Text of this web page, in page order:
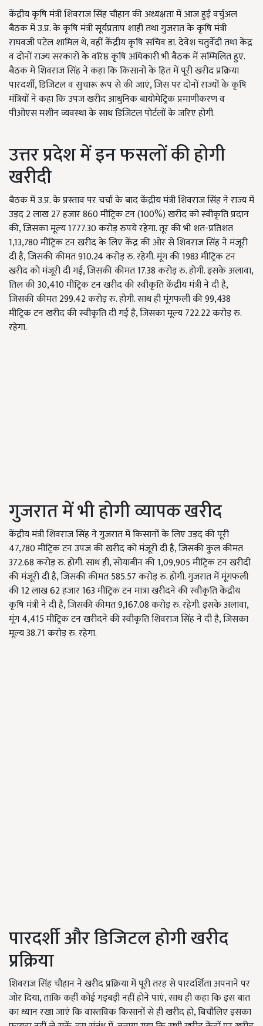
केंद्रीय कृषि मंत्री शिवराज सिंह चौहान की अध्यक्षता में आज हुई वर्चुअल
बैठक में उ.प्र. के कृषि मंत्री सूर्यप्रताप शाही तथा गुजरात के कृषि मंत्री
राघवजी पटेल शामिल थे, वहीं केंद्रीय कृषि सचिव डा. देवेश चतुर्वेदी तथा केंद्र
व दोनों राज्य सरकारों के वरिष्ठ कृषि अधिकारी भी बैठक में सम्मिलित हुए.
बैठक में शिवराज सिंह ने कहा कि किसानों के हित में पूरी खरीद प्रक्रिया
पारदर्शी, डिजिटल व सुचारू रूप से की जाएं, जिस पर दोनों राज्यों के कृषि
मंत्रियों ने कहा कि उपज खरीद आधुनिक बायोमेट्रिक प्रमाणीकरण व
पीओएस मशीन व्यवस्था के साथ डिजिटल पोर्टलों के जरिए होगी.
उत्तर प्रदेश में इन फसलों की होगी
खरीदी
बैठक में उ.प्र. के प्रस्ताव पर चर्चा के बाद केंद्रीय मंत्री शिवराज सिंह ने राज्य में
उड़द 2 लाख 27 हजार 860 मीट्रिक टन (100%) खरीद को स्वीकृति प्रदान
की, जिसका मूल्य 1777.30 करोड़ रुपये रहेगा. तूर की भी शत-प्रतिशत
1,13,780 मीट्रिक टन खरीद के लिए केंद्र की ओर से शिवराज सिंह ने मंजूरी
दी है, जिसकी कीमत 910.24 करोड़ रु. रहेगी. मूंग की 1983 मीट्रिक टन
खरीद को मंजूरी दी गई, जिसकी कीमत 17.38 करोड़ रु. होगी. इसके अलावा,
तिल की 30,410 मीट्रिक टन खरीद की स्वीकृति केंद्रीय मंत्री ने दी है,
जिसकी कीमत 299.42 करोड़ रु. होगी. साथ ही मूंगफली की 99,438
मीट्रिक टन खरीद की स्वीकृति दी गई है, जिसका मूल्य 722.22 करोड़ रु.
रहेगा.
गुजरात में भी होगी व्यापक खरीद
केंद्रीय मंत्री शिवराज सिंह ने गुजरात में किसानों के लिए उड़द की पूरी
47,780 मीट्रिक टन उपज की खरीद को मंजूरी दी है, जिसकी कुल कीमत
372.68 करोड़ रु. होगी. साथ ही, सोयाबीन की 1,09,905 मीट्रिक टन खरीदी
की मंजूरी दी है, जिसकी कीमत 585.57 करोड़ रु. होगी. गुजरात में मूंगफली
की 12 लाख 62 हजार 163 मीट्रिक टन मात्रा खरीदने की स्वीकृति केंद्रीय
कृषि मंत्री ने दी है, जिसकी कीमत 9,167.08 करोड़ रु. रहेगी. इसके अलावा,
मूंग 4,415 मीट्रिक टन खरीदने की स्वीकृति शिवराज सिंह ने दी है, जिसका
मूल्य 38.71 करोड़ रु. रहेगा.
पारदर्शी और डिजिटल होगी खरीद
प्रक्रिया
शिवराज सिंह चौहान ने खरीद प्रक्रिया में पूरी तरह से पारदर्शिता अपनाने पर
जोर दिया, ताकि कहीं कोई गड़बड़ी नहीं होने पाएं, साथ ही कहा कि इस बात
का ध्यान रखा जाएं कि वास्तविक किसानों से ही खरीद हो, बिचौलिए इसका